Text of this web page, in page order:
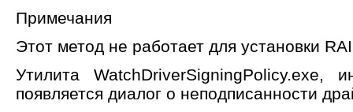
Примечания
Этот метод не работает для установки
Утилита WatchDriverSigningPolicy.exe,
появляется диалог о неподписанности